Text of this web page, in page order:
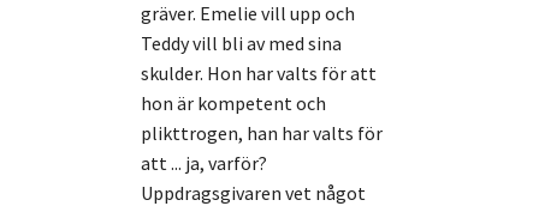
gräver. Emelie vill upp och
Teddy vill bli av med sina
skulder. Hon har valts för att
hon är kompetent och
plikttrogen, han har valts för
att ... ja, varför?
Uppdragsgivaren vet något